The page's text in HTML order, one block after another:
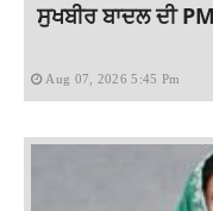
ਸੁਖਬੀਰ ਬਾਦਲ ਦੀ
Aug 07, 2026 5:45 Pm